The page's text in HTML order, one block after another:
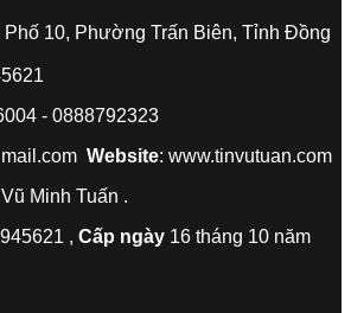
Phố 10, Phường Trấn Biên, Tỉnh Đồng
- 0888792323
Website: www.tinvutuan.com
Minh Tuấn .
, Cấp ngày 16 tháng 10 năm